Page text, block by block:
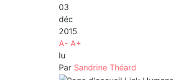
03
déc
2015
A- A+
lu
Par Sandrine Théard